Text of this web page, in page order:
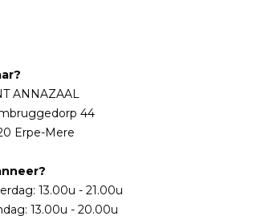
ANNAZAAL
44
Erpe-Mere
13.00u - 21.00u
13.00u - 20.00u